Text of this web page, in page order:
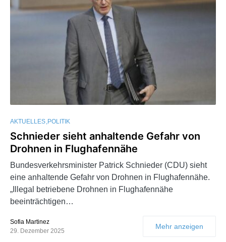
AKTUELLES POLITIK
Schnieder sieht anhaltende Gefahr von
Drohnen in Flughafennähe
Bundesverkehrsminister Patrick Schnieder (CDU) sieht
eine anhaltende Gefahr von Drohnen in Flughafennähe.
„Illegal betriebene Drohnen in Flughafennähe
beeinträchtigen…
Sofia Martinez
29. Dezember 2025
Mehr anzeigen